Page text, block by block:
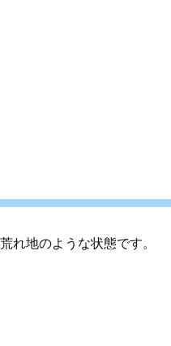
れ地のような状態です。